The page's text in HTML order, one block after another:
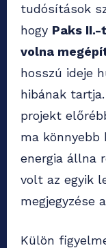
tudósítások
hogy Paks
volna
hosszú ideje
hibának
projekt
ma
energia állna
volt az egyik
megjegyzése
Külön